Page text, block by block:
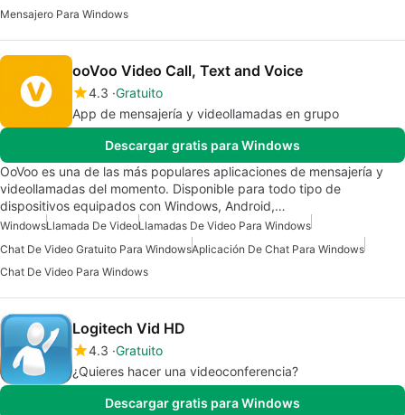
Mensajero Para Windows
ooVoo Video Call, Text and Voice
4.3 Gratuito
App de mensajería y videollamadas en grupo
Descargar gratis para Windows
OoVoo es una de las más populares aplicaciones de mensajería y
videollamadas del momento. Disponible para todo tipo de
dispositivos equipados con Windows, Android,…
WindowsLlamada De VideoLlamadas De Video Para Windows
Chat De Video Gratuito Para WindowsAplicación De Chat Para Windows
Chat De Video Para Windows
Logitech Vid HD
4.3 Gratuito
¿Quieres hacer una videoconferencia?
Descargar gratis para Windows